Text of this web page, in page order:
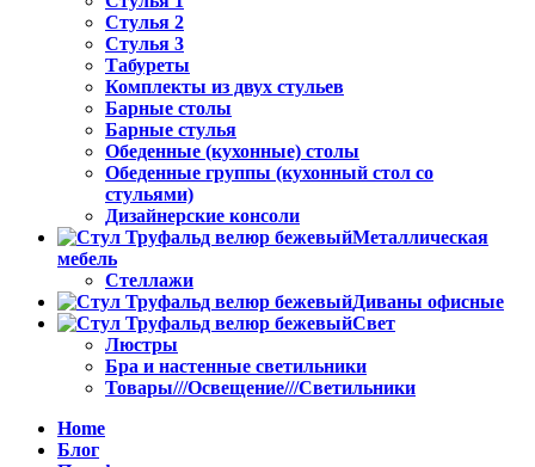
Стулья 2
Стулья 3
Табуреты
Комплекты из двух стульев
Барные столы
Барные стулья
Обеденные (кухонные) столы
Обеденные группы (кухонный стол со
стульями)
Дизайнерские консоли
Металлическая
мебель
Стеллажи
Диваны офисные
Свет
Люстры
Бра и настенные светильники
Товары///Освещение///Светильники
Home
Блог